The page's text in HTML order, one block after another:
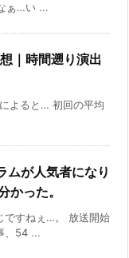
ぁ…い ...
｜時間遡り演出
よると… 初回の平均
ムが人気者になり
かった。
ですねぇ…。 放送開始
、54 ...